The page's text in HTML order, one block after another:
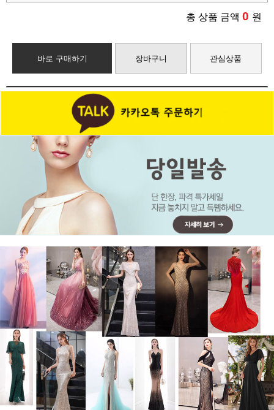
총 상품 금액 0 원
바로 구매하기 장바구니 관심상품